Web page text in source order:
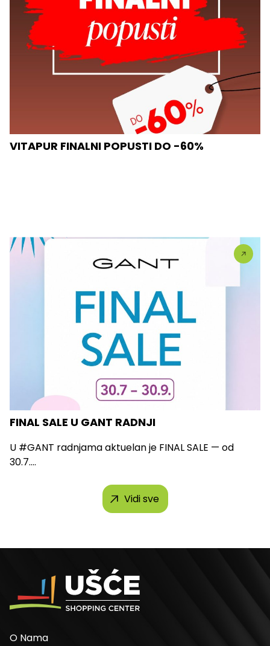
VITAPUR FINALNI POPUSTI DO -60%
FINAL SALE U GANT RADNJI
U #GANT radnjama aktuelan je FINAL SALE — od
30.7....
Vidi sve
O Nama